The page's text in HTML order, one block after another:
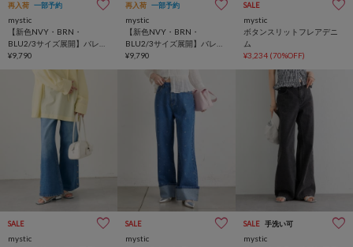
再入荷 一部予約
mystic
【新色NVY・BRN・
BLU2/3サイズ展開】バレル
BIGデニム
¥9,790
再入荷 一部予約
mystic
【新色NVY・BRN・
BLU2/3サイズ展開】バレル
BIGデニム
¥9,790
SALE
mystic
ボタンスリットフレアデニ
ム
¥3,234 (70%OFF)
SALE
mystic
SALE
mystic
SALE 手洗い可
mystic